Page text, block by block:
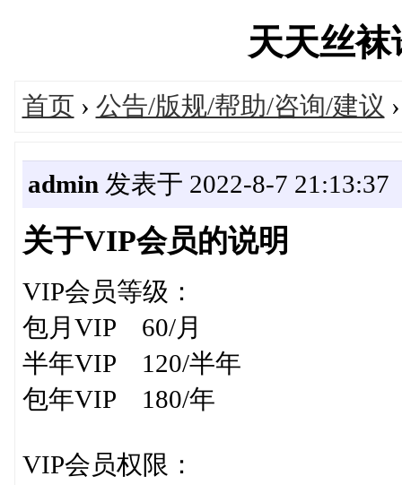
天天丝
首页 › 公告/版规/帮助/咨询/建议
admin 发表于 2022-8-7 21:13:37
关于VIP会员的说明
VIP会员等级：
包月VIP 60/月
半年VIP 120/半年
包年VIP 180/年
VIP会员权限：